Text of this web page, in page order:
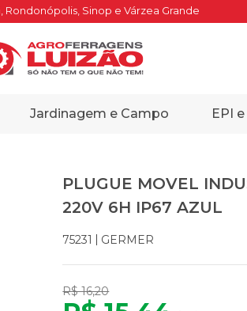
Rondonópolis, Sinop e Várzea Grande
Jardinagem e Campo EPI
PLUGUE MOVEL
220V 6H IP67 AZUL
75231 GERMER
R$ 16,20